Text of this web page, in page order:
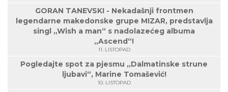
GORAN TANEVSKI - Nekadašnji frontmen
legendarne makedonske grupe MIZAR, predstavlja
singl „Wish a man“ s nadolazećeg albuma
„Ascend“!
11. LISTOPAD
Pogledajte spot za pjesmu „Dalmatinske strune
ljubavi“, Marine Tomašević!
10. LISTOPAD